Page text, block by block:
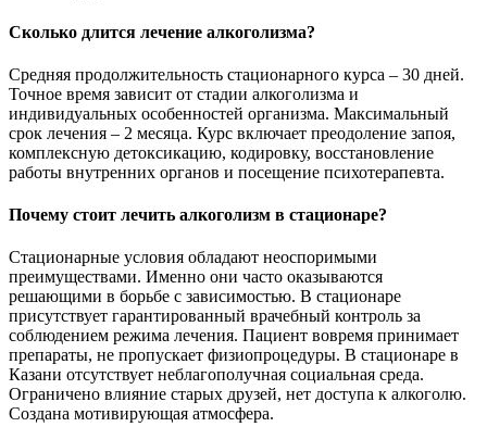
Сколько длится лечение алкоголизма?
Средняя продолжительность стационарного курса – 30 дней.
Точное время зависит от стадии алкоголизма и
индивидуальных особенностей организма. Максимальный
срок лечения – 2 месяца. Курс включает преодоление запоя,
комплексную детоксикацию, кодировку, восстановление
работы внутренних органов и посещение психотерапевта.
Почему стоит лечить алкоголизм в стационаре?
Стационарные условия обладают неоспоримыми
преимуществами. Именно они часто оказываются
решающими в борьбе с зависимостью. В стационаре
присутствует гарантированный врачебный контроль за
соблюдением режима лечения. Пациент вовремя принимает
препараты, не пропускает физиопроцедуры. В стационаре в
Казани отсутствует неблагополучная социальная среда.
Ограничено влияние старых друзей, нет доступа к алкоголю.
Создана мотивирующая атмосфера.